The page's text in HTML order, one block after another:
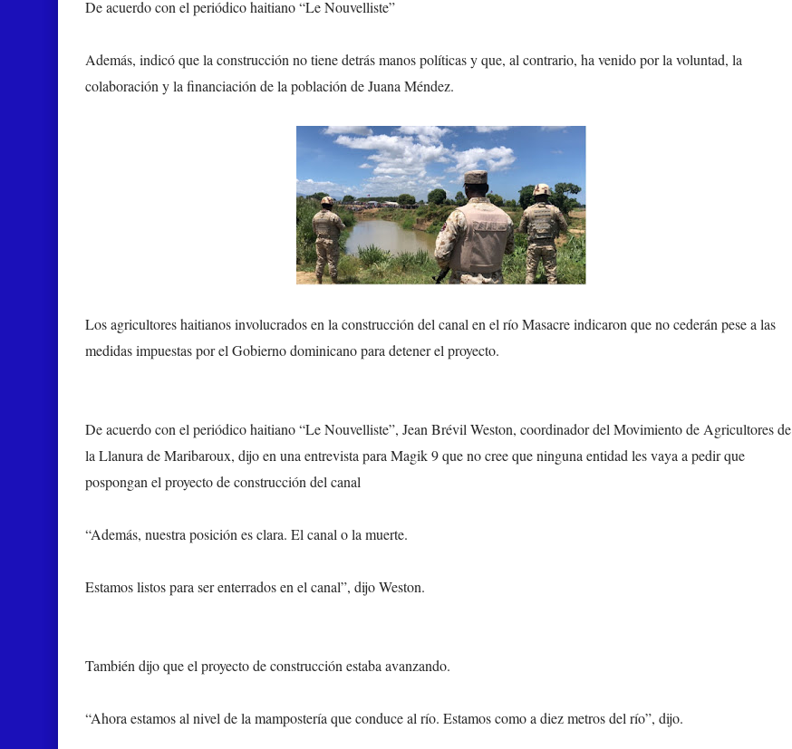
De acuerdo con el periódico haitiano“LeNouvelliste”
Además, indicó que la construcción no tiene detrás manos políticas y que, al contrario, ha venido por la voluntad, la
colaboración y la financiación de la población de Juana Méndez.
Los agricultores haitianos involucrados en la construcción del canal en el río Masacre indicaron que no cederán pese a las
medidas impuestas por el Gobierno dominicano para detener el proyecto.
De acuerdo con el periódico haitiano “Le Nouvelliste”, Jean Brévil Weston, coordinador del Movimiento de Agricultores de
la Llanura de Maribaroux, dijo en una entrevista para Magik 9 que no cree que ninguna entidad les vaya a pedir que
pospongan el proyecto de construcción del canal
“Además, nuestra posición es clara. El canal o la muerte.
Estamos listos para ser enterrados en el canal”, dijo Weston.
También dijo que el proyecto de construcción estaba avanzando.
“Ahora estamos al nivel de la mampostería que conduce al río. Estamos como a diez metros del río”, dijo.